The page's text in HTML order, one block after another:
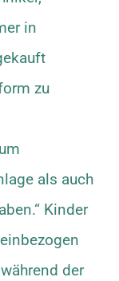
in
zu
als auch
Kinder
der